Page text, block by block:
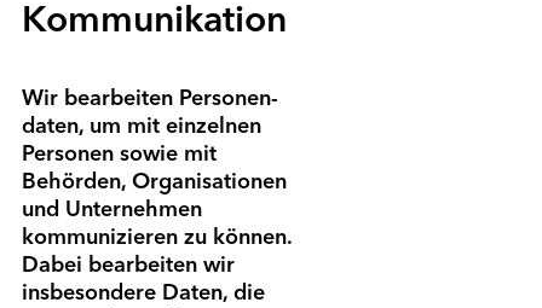
Kommunikation
Wir bearbeiten Personen­
daten, um mit einzelnen
Personen sowie mit
Behörden, Organi­sationen
und Unternehmen
kommuni­zieren zu können.
Dabei bearbeiten wir
insbesondere Daten, die